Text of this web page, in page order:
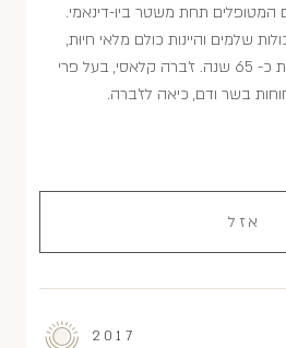
המטופלים תחת משטר ביו-דינאמי.
שלמים והיינות כולם מלאי חיוּת,
רעננות ואנרגיה. מגפנים בנות כ- 65 שנה. ז'ברה קלאסי, בעל פרי
בשר ודם, כיאה לז'ברה.
אזל
2017